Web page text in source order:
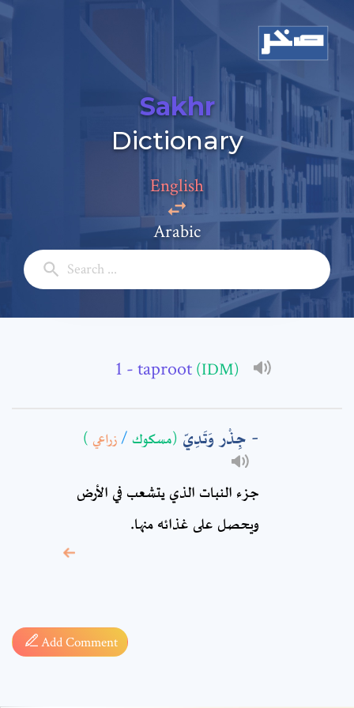
Sakhr
Dictionary
English
Arabic
- taproot (IDM)
جِذْر وَتَدِيّ (مسكوك /زراعي )
جزء النبات الذي يتشعب في الأرض
ويحصل على غذائه منها.
Add Comment
Add a comment
Full Name: *
Comment: *